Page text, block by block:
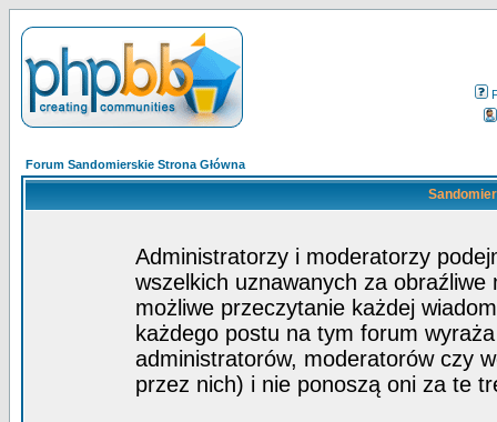
Forum Sandomierskie Strona Główna
Administratorzy i moderatorzy
wszelkich uznawanych za obraźliwe
możliwe przeczytanie każdej
każdego postu na tym forum
administratorów, moderatorów czy
przez nich) i nie ponoszą oni za te